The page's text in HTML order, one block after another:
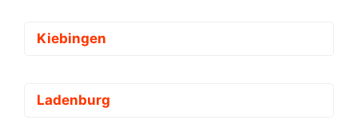
Kiebingen
Ladenburg